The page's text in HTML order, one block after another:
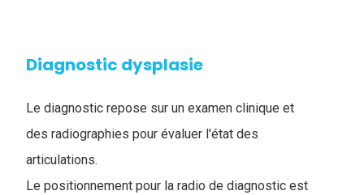
Diagnostic dysplasie
Le diagnostic repose sur un examen clinique et
des radiographies pour évaluer l'état des
articulations.
Le positionnement pour la radio de diagnostic est